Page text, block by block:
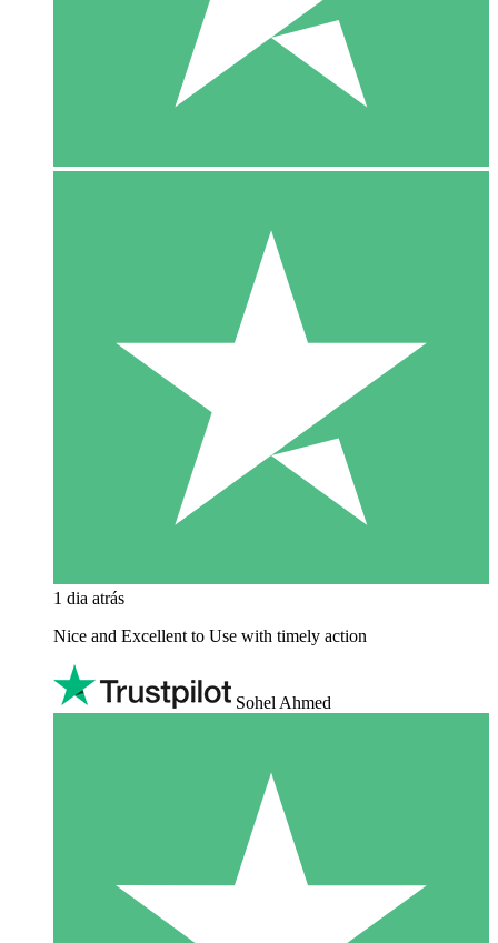
1 dia atrás
Nice and Excellent to Use with timely action
Sohel Ahmed